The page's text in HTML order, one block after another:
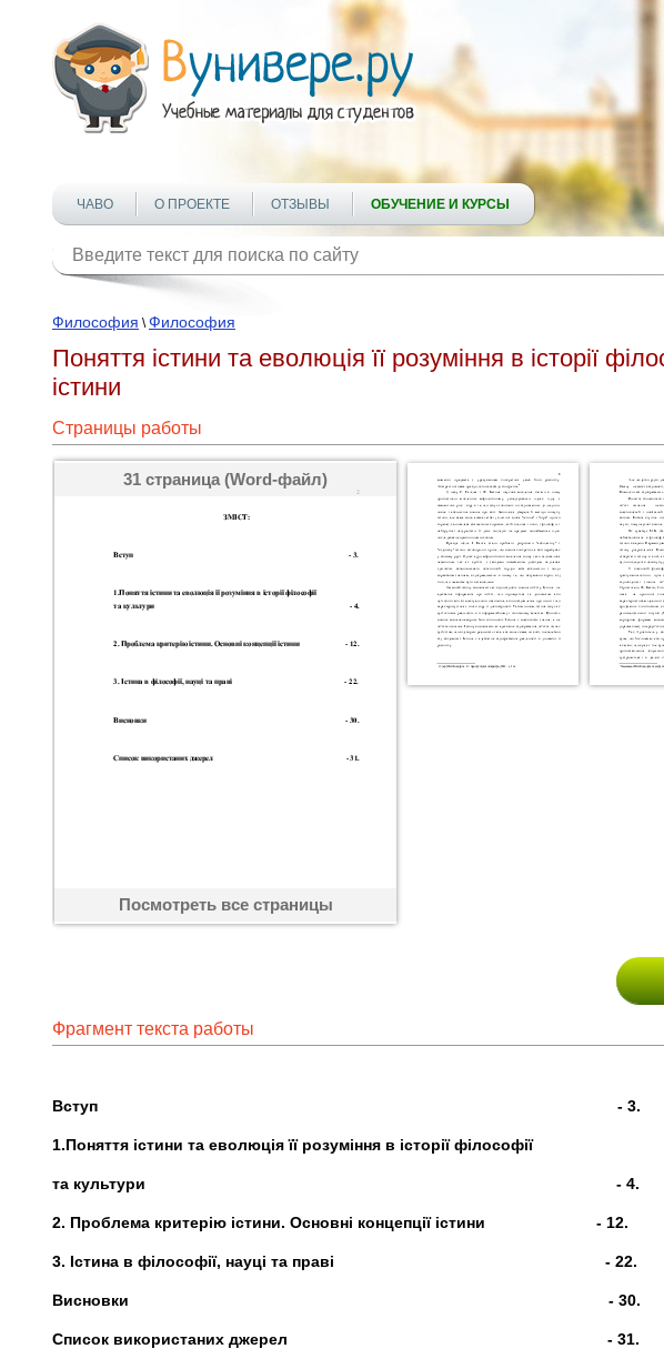
ЧАВО О ПРОЕКТЕ ОТЗЫВЫ ОБУЧЕНИЕ И КУРСЫ
Философия \Философия
Поняття істини та еволюція її розуміння в історії
істини
Страницы работы
31 страница (Word-файл)
Посмотреть все страницы
Фрагмент текста работы
Вступ - 3.
1.Поняття істини та еволюція її розуміння в історії філософії
та культури - 4.
2. Проблема критерію істини. Основні концепції істини - 12.
3. Істина в філософії, науці та праві - 22.
Висновки - 30.
Список використаних джерел - 31.